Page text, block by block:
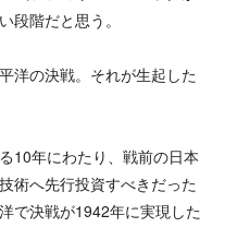
段階だと思う。
洋の決戦。それが生起した
10年にわたり、戦前の日本
術へ先行投資すべきだった
で決戦が1942年に実現した